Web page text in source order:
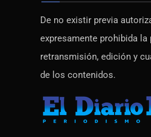
De no existir previa
expresamente prohibida la
retransmisión, edición y
de los contenidos.